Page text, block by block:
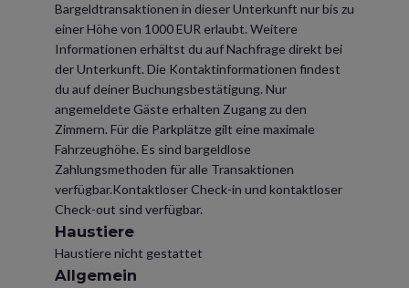
Bargeldtransaktionen in dieser Unterkunft nur bis zu
einer Höhe von 1000 EUR erlaubt. Weitere
Informationen erhältst du auf Nachfrage direkt bei
der Unterkunft. Die Kontaktinformationen findest
du auf deiner Buchungsbestätigung. Nur
angemeldete Gäste erhalten Zugang zu den
Zimmern. Für die Parkplätze gilt eine maximale
Fahrzeughöhe. Es sind bargeldlose
Zahlungsmethoden für alle Transaktionen
verfügbar.Kontaktloser Check-in und kontaktloser
Check-out sind verfügbar.
Haustiere
Haustiere nicht gestattet
Allgemein